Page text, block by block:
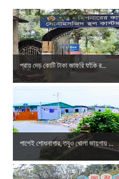
প্রায় দেড় কোটি টাকা জাফরি ফাঁকি র...
পাশেই শোধনাগার, তবুও খোলা জায়গায় ...